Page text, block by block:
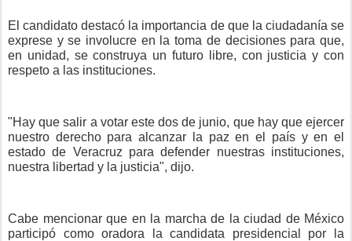
El candidato destacó la importancia de que la ciudadanía se
exprese y se involucre en la toma de decisiones para que,
en unidad, se construya un futuro libre, con justicia y con
respeto a las instituciones.
"Hay que salir a votar este dos de junio, que hay que ejercer
nuestro derecho para alcanzar la paz en el país y en el
estado de Veracruz para defender nuestras instituciones,
nuestra libertad y la justicia", dijo.
Cabe mencionar que en la marcha de la ciudad de México
participó como oradora la candidata presidencial por la